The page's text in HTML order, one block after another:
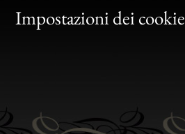
Impostazioni dei cookie